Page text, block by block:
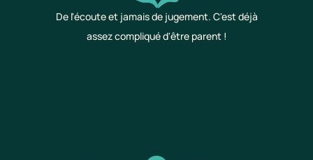
De l'écoute et jamais de jugement. C'est déjà
assez compliqué d'être parent !